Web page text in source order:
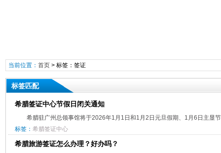
当前位置： 首页> 标签：签证
标签匹配
希腊签证中心节假日闭关通知
希腊驻广州总领事馆将于2026年1月1日和1月2日元旦假期、1月6日主显
标签： 希腊签证中心
希腊旅游签证怎么办理？好办吗？